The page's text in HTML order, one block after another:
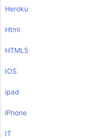
Heroku
Html
HTML5
IOS
ipad
iPhone
IT